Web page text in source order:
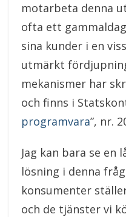
motarbeta denna
ofta ett
sina kunder i en
utmärkt
mekanismer har
och finns i
programvara”, nr.
Jag kan bara se en
lösning i denna
konsumenter
och de tjänster vi